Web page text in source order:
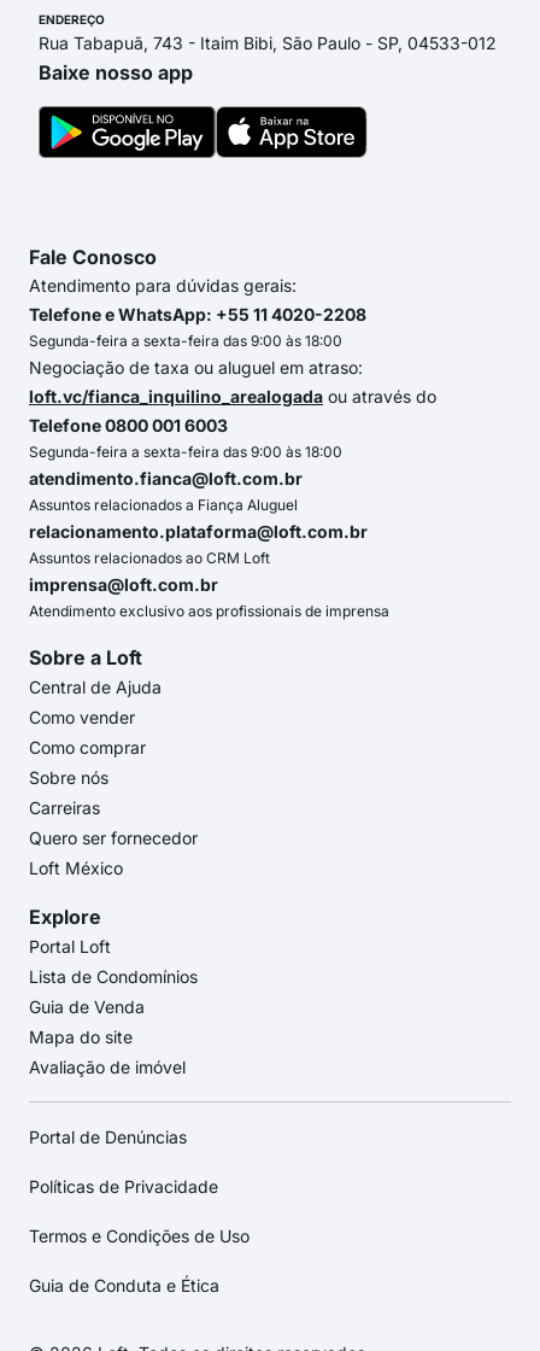
ENDEREÇO
Rua Tabapuã, 743 - Itaim Bibi, São Paulo - SP, 04533-012
Baixe nosso app
Fale Conosco
Atendimento para dúvidas gerais:
Telefone e WhatsApp: +55 11 4020-2208
Segunda-feira a sexta-feira das 9:00 às 18:00
Negociação de taxa ou aluguel em atraso:
loft.vc/fianca_inquilino_arealogada ou através do
Telefone 0800 001 6003
Segunda-feira a sexta-feira das 9:00 às 18:00
atendimento.fianca@loft.com.br
Assuntos relacionados a Fiança Aluguel
relacionamento.plataforma@loft.com.br
Assuntos relacionados ao CRM Loft
imprensa@loft.com.br
Atendimento exclusivo aos profissionais de imprensa
Sobre a Loft
Central de Ajuda
Como vender
Como comprar
Sobre nós
Carreiras
Quero ser fornecedor
Loft México
Explore
Portal Loft
Lista de Condomínios
Guia de Venda
Mapa do site
Avaliação de imóvel
Portal de Denúncias
Políticas de Privacidade
Termos e Condições de Uso
Guia de Conduta e Ética